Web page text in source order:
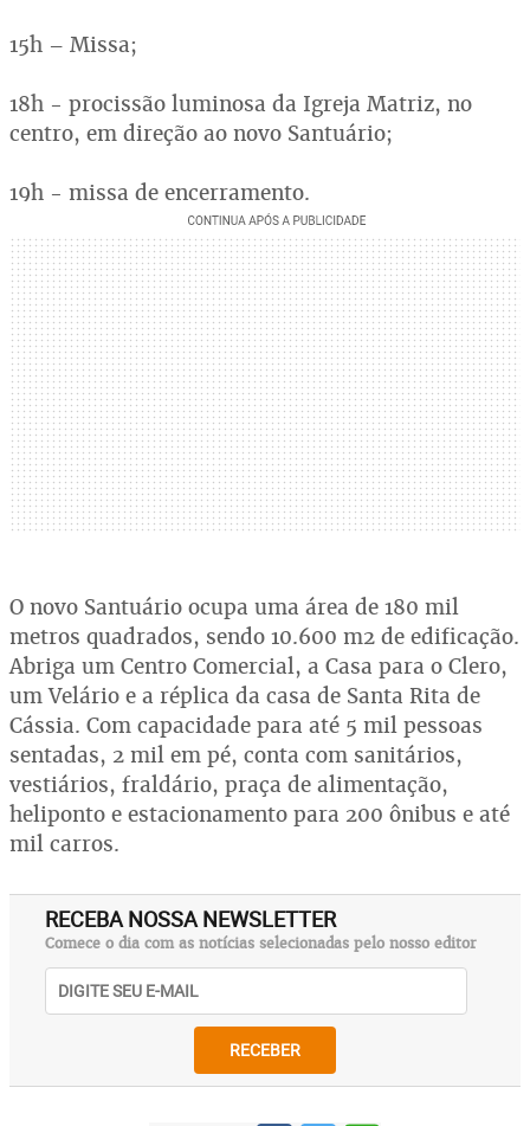
15h – Missa;
18h - procissão luminosa da Igreja Matriz, no
centro, em direção ao novo Santuário;
19h - missa de encerramento.
O novo Santuário ocupa uma área de 180 mil
metros quadrados, sendo 10.600 m2 de edificação.
Abriga um Centro Comercial, a Casa para o Clero,
um Velário e a réplica da casa de Santa Rita de
Cássia. Com capacidade para até 5 mil pessoas
sentadas, 2 mil em pé, conta com sanitários,
vestiários, fraldário, praça de alimentação,
heliponto e estacionamento para 200 ônibus e até
mil carros.
RECEBA NOSSA NEWSLETTER
Comece o dia com as notícias selecionadas pelo nosso editor
RECEBER